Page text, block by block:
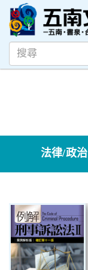
法律/政治